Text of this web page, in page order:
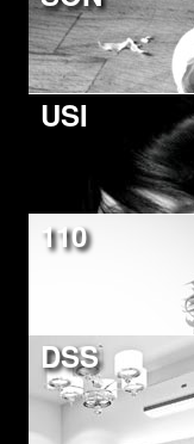
USI
110
DSS